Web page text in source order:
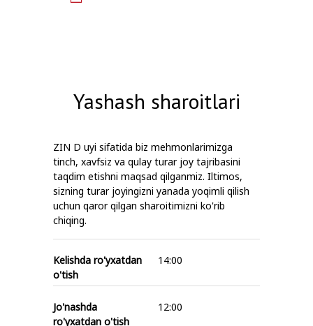
Yashash sharoitlari
ZIN D uyi sifatida biz mehmonlarimizga
tinch, xavfsiz va qulay turar joy tajribasini
taqdim etishni maqsad qilganmiz. Iltimos,
sizning turar joyingizni yanada yoqimli qilish
uchun qaror qilgan sharoitimizni ko'rib
chiqing.
Kelishda ro'yxatdan
o'tish
14:00
Jo'nashda
ro'yxatdan o'tish
12:00